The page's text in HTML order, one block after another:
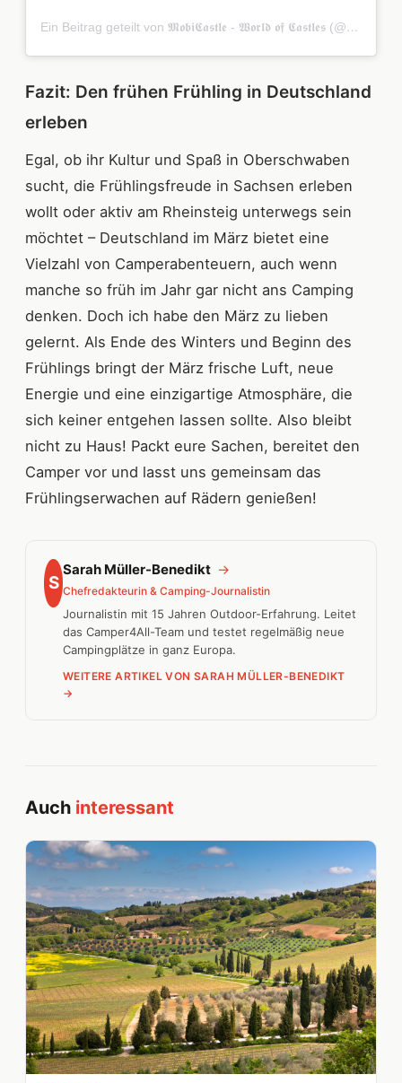
Ein Beitrag geteilt von 𝕸𝖔𝖇𝖎𝕮𝖆𝖘𝖙𝖑𝖊 - 𝖂𝖔𝖗𝖑𝖉 𝖔𝖋 𝕮𝖆𝖘𝖙𝖑𝖊𝖘 (@mobicastle)
Fazit: Den frühen Frühling in Deutschland
erleben
Egal, ob ihr Kultur und Spaß in Oberschwaben
sucht, die Frühlingsfreude in Sachsen erleben
wollt oder aktiv am Rheinsteig unterwegs sein
möchtet – Deutschland im März bietet eine
Vielzahl von Camperabenteuern, auch wenn
manche so früh im Jahr gar nicht ans Camping
denken. Doch ich habe den März zu lieben
gelernt. Als Ende des Winters und Beginn des
Frühlings bringt der März frische Luft, neue
Energie und eine einzigartige Atmosphäre, die
sich keiner entgehen lassen sollte. Also bleibt
nicht zu Haus! Packt eure Sachen, bereitet den
Camper vor und lasst uns gemeinsam das
Frühlingserwachen auf Rädern genießen!
S
Sarah Müller-Benedikt →
Chefredakteurin & Camping-Journalistin
Journalistin mit 15 Jahren Outdoor-Erfahrung. Leitet
das Camper4All-Team und testet regelmäßig neue
Campingplätze in ganz Europa.
WEITERE ARTIKEL VON SARAH MÜLLER-BENEDIKT
→
Auch interessant